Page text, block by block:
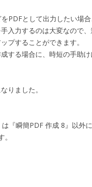
PDFとして出力したい場
入力するのは大変なので
プすることができます。
する場合に、時短の手助
りました。
『瞬簡PDF 作成 8』以外